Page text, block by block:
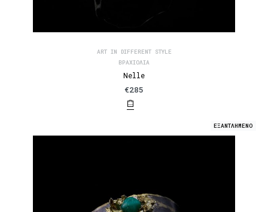
ART IN DIFFERENT STYLE
ΒΡΑΧΙΌΛΙΑ
Nelle
€285
ΕΞΑΝΤΛΗΜΕΝΟ